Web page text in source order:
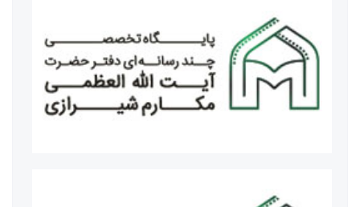
دکتر اسکندر مومنی وزیر کشور
هیئت امنای موکب حضرت فاطمه معصومه سلام الله علیها